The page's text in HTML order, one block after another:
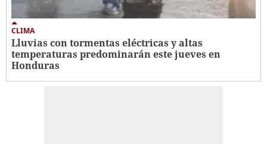
CLIMA
Lluvias con tormentas eléctricas y altas
temperaturas predominarán este jueves en
Honduras